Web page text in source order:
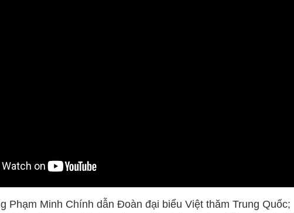
Phạm Minh Chính dẫn Đoàn đại biểu Việt thăm Trung Quốc;